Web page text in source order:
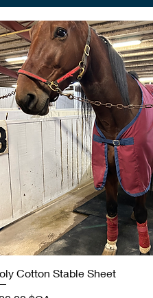
Cotton Stable Sheet